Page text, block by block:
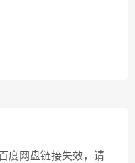
度网盘链接失效，请